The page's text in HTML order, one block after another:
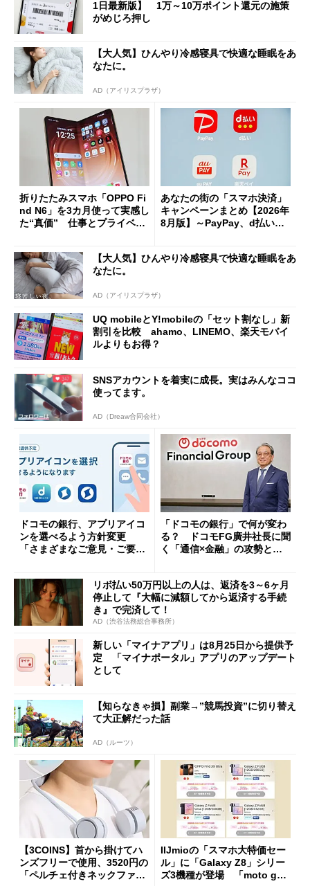
1日最新版】 1万～10万ポイント還元の施策
がめじろ押し
【大人気】ひんやり冷感寝具で快適な睡眠をあ
なたに。
AD（アイリスプラザ）
折りたたみスマホ「OPPO Fi
nd N6」を3カ月使って実感し
た“真価” 仕事とプライベー
あなたの街の「スマホ決済」
キャンペーンまとめ【2026年
8月版】～PayPay、d払い、a
【大人気】ひんやり冷感寝具で快適な睡眠をあ
なたに。
AD（アイリスプラザ）
UQ mobileとY!mobileの「セット割なし」新
割引を比較 ahamo、LINEMO、楽天モバイ
ルよりもお得？
SNSアカウントを着実に成長。実はみんなココ
使ってます。
AD（Dreaw合同会社）
ドコモの銀行、アプリアイコ
ンを選べるよう方針変更
「さまざまなご意見・ご要望
「ドコモの銀行」で何が変わ
る？ ドコモFG廣井社長に聞
く「通信×金融」の攻勢とグ
リボ払い50万円以上の人は、返済を3～6ヶ月
停止して『大幅に減額してから返済する手続
き』で完済して！
AD（渋谷法務総合事務所）
新しい「マイナアプリ」は8月25日から提供予
定 「マイナポータル」アプリのアップデート
として
【知らなきゃ損】副業→”競馬投資”に切り替え
て大正解だった話
AD（ルーツ）
【3COINS】首から掛けてハ
ンズフリーで使用、3520円の
「ペルチェ付きネックファ
IIJmioの「スマホ大特価セー
ル」に「Galaxy Z8」シリー
ズ3機種が登場 「moto g37